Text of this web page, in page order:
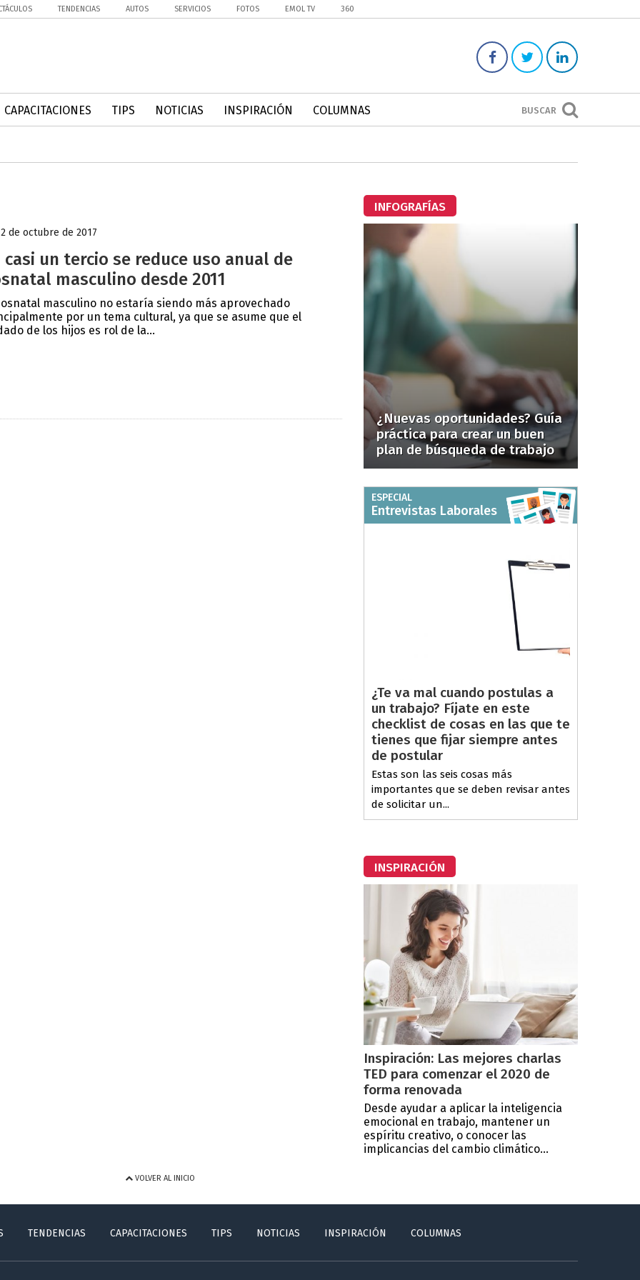
TENDENCIAS AUTOS SERVICIOS FOTOS EMOL TV 360
BUSCAR
CAPACITACIONES TIPS NOTICIAS INSPIRACIÓN COLUMNAS
de octubre de 2017
casi un tercio se reduce uso anual de
masculino desde 2011
masculino no estaría siendo más aprovechado
por un tema cultural, ya que se asume que el
de los hijos es rol de la...
INFOGRAFÍAS
¿Nuevas oportunidades? Guía
práctica para crear un buen
plan de búsqueda de trabajo
ESPECIAL
Entrevistas Laborales
¿Te va mal cuando postulas a
un trabajo? Fíjate en este
checklist de cosas en las que te
tienes que fijar siempre antes
de postular
Estas son las seis cosas más
importantes que se deben revisar antes
de solicitar un...
INSPIRACIÓN
Inspiración: Las mejores charlas
TED para comenzar el 2020 de
forma renovada
Desde ayudar a aplicar la inteligencia
emocional en trabajo, mantener un
espíritu creativo, o conocer las
implicancias del cambio climático...
VOLVER AL INICIO
TENDENCIAS CAPACITACIONES TIPS NOTICIAS INSPIRACIÓN COLUMNAS